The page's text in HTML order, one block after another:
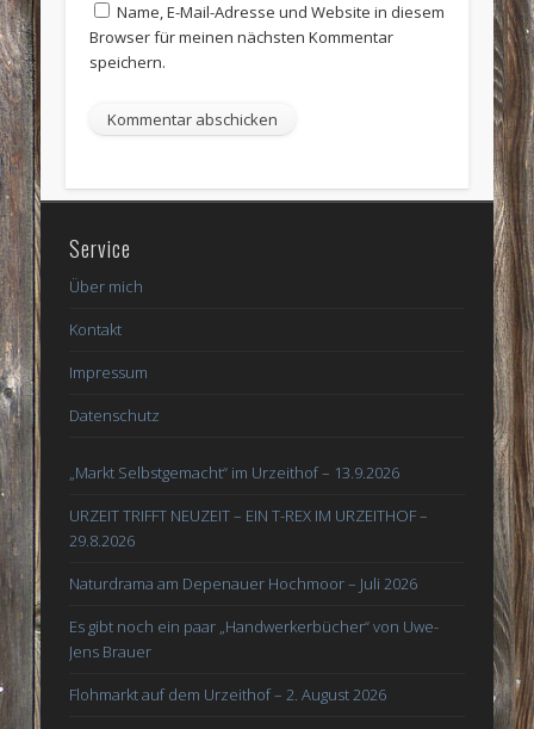
Name, E-Mail-Adresse und Website in diesem
Browser für meinen nächsten Kommentar
speichern.
Service
Über mich
Kontakt
Impressum
Datenschutz
„Markt Selbstgemacht“ im Urzeithof – 13.9.2026
URZEIT TRIFFT NEUZEIT – EIN T-REX IM URZEITHOF –
29.8.2026
Naturdrama am Depenauer Hochmoor – Juli 2026
Es gibt noch ein paar „Handwerkerbücher“ von Uwe-
Jens Brauer
Flohmarkt auf dem Urzeithof – 2. August 2026